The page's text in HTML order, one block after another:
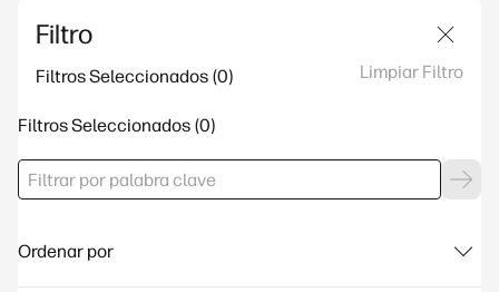
Filtro
Filtros Seleccionados Limpiar Filtro
Filtros Seleccionados
Ordenar por